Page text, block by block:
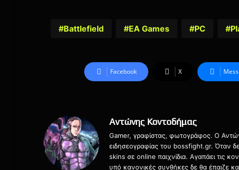
Battlefield EA Games PC
Facebook X
Αντώνης Κοντοδήμας
Gamer, γραφίστας, φωτογράφος. Ο
ειδησεογραφίας του bossfight.gr. Όταν
skins σε online παιχνίδια. Αγαπάει τις
υπό κανονικές συνθήκες δε θα έπαιζε